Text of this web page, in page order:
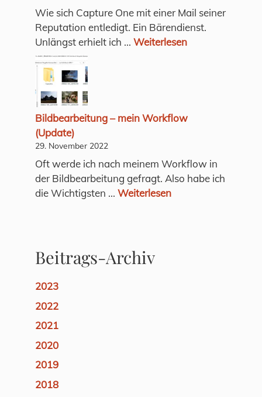
Wie sich Capture One mit einer Mail seiner
Reputation entledigt. Ein Bärendienst.
Unlängst erhielt ich ... Weiterlesen
Bildbearbeitung – mein Workflow
(Update)
29. November 2022
Oft werde ich nach meinem Workflow in
der Bildbearbeitung gefragt. Also habe ich
die Wichtigsten ... Weiterlesen
Beitrags-Archiv
2023
2022
2021
2020
2019
2018